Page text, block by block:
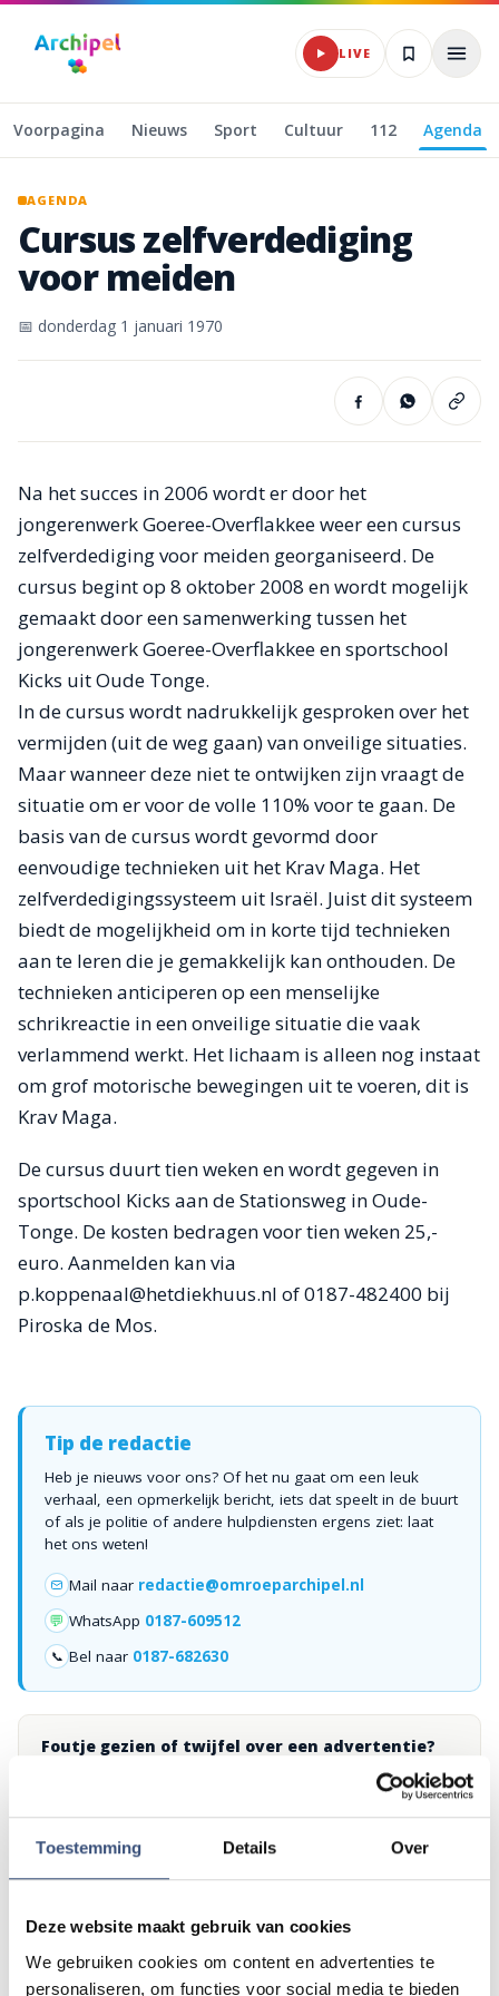
Toestemming Details Over
Deze website maakt gebruik van cookies
We gebruiken cookies om content en advertenties te
personaliseren, om functies voor social media te bieden
Naar hoofdinhoud
LIVE
Voorpagina Nieuws Sport Cultuur 112 Agenda
AGENDA
Cursuszelfverdediging
voor meiden
📅 donderdag 1 januari 1970
Na het succes in 2006 wordt er door het
jongerenwerk Goeree-Overflakkee weer een cursus
zelfverdediging voor meiden georganiseerd. De
cursus begint op 8 oktober 2008 en wordt mogelijk
gemaakt door een samenwerking tussen het
jongerenwerk Goeree-Overflakkee en sportschool
Kicks uit Oude Tonge.
In de cursus wordt nadrukkelijk gesproken over het
vermijden (uit de weg gaan) van onveilige situaties.
Maar wanneer deze niet te ontwijken zijn vraagt de
situatie om er voor de volle 110% voor te gaan. De
basis van de cursus wordt gevormd door
eenvoudige technieken uit het Krav Maga. Het
zelfverdedigingssysteem uit Israël. Juist dit systeem
biedt de mogelijkheid om in korte tijd technieken
aan te leren die je gemakkelijk kan onthouden. De
technieken anticiperen op een menselijke
schrikreactie in een onveilige situatie die vaak
verlammend werkt. Het lichaam is alleen nog instaat
om grof motorische bewegingen uit te voeren, dit is
Krav Maga.
De cursus duurt tien weken en wordt gegeven in
sportschool Kicks aan de Stationsweg in Oude-
Tonge. De kosten bedragen voor tien weken 25,-
euro. Aanmelden kan via
p.koppenaal@hetdiekhuus.nl of 0187-482400 bij
Piroska de Mos.
Tip de redactie
Heb je nieuws voor ons? Of het nu gaat om een leuk
verhaal, een opmerkelijk bericht, iets dat speelt in de buurt
of als je politie of andere hulpdiensten ergens ziet: laat
het ons weten!
Mail naar redactie@omroeparchipel.nl
💬 WhatsApp 0187-609512
📞 Bel naar 0187-682630
Foutje gezien of twijfel over een advertentie?
Zie je een fout in dit artikel, werkt iets niet goed of kom je een
advertentie tegen die niet klopt? Laat het ons weten via
redactie@omroeparchipel.nl. We kijken er graag naar.
Andere events